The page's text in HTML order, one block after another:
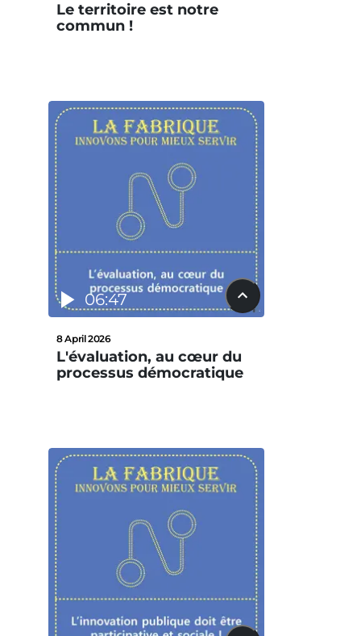
Le territoire est notre
commun !
06:47
8 April 2026
L'évaluation, au cœur du
processus démocratique